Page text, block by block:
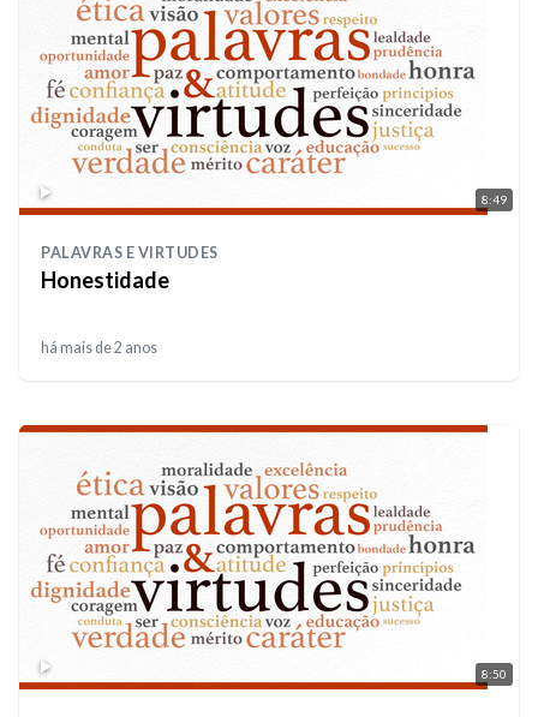
8:49
PALAVRAS E VIRTUDES
Honestidade
há mais de 2 anos
8:50